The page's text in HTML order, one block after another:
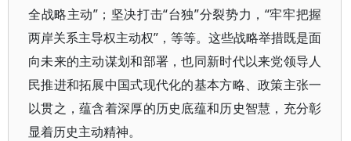
全战略主动”；坚决打击“台独”分裂势力，“牢牢把握
两岸关系主导权主动权”，等等。这些战略举措既是面
向未来的主动谋划和部署，也同新时代以来党领导人
民推进和拓展中国式现代化的基本方略、政策主张一
以贯之，蕴含着深厚的历史底蕴和历史智慧，充分彰
显着历史主动精神。